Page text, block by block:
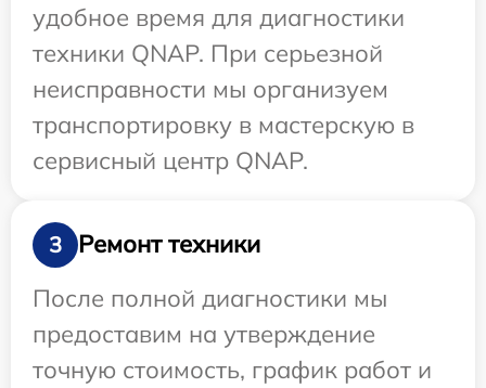
удобное время для диагностики
техники QNAP. При серьезной
неисправности мы организуем
транспортировку в мастерскую в
сервисный центр QNAP.
3
Ремонт техники
После полной диагностики мы
предоставим на утверждение
точную стоимость, график работ и